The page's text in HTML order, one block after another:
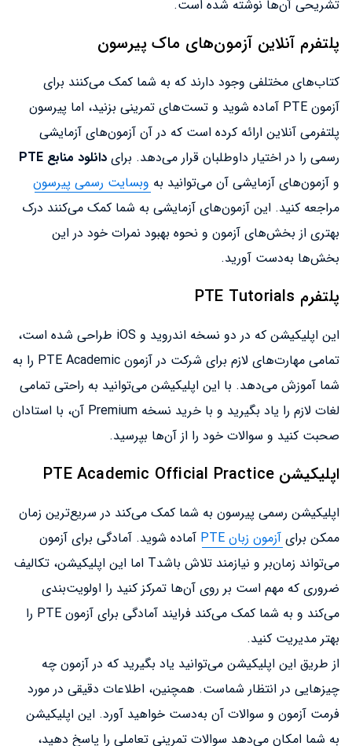
تشریحی آن‌ها نوشته شده است.
پلتفرم آنلاین آزمون‌های ماک پیرسون
کتاب‌های مختلفی وجود دارند که به شما کمک می‌کنند برای
آزمون PTE آماده شوید و تست‌های تمرینی بزنید، اما پیرسون
پلتفرمی آنلاین ارائه کرده است که در آن آزمون‌های آزمایشی
رسمی را در اختیار داوطلبان قرار می‌دهد. برای دانلود منابع PTE
و آزمون‌های آزمایشی آن می‌توانید به وبسایت رسمی پیرسون
مراجعه کنید. این آزمون‌های آزمایشی به شما کمک می‌کنند درک
بهتری از بخش‌های آزمون و نحوه بهبود نمرات خود در این
بخش‌ها به‌دست آورید.
پلتفرم PTE Tutorials
این اپلیکیشن که در دو نسخه اندروید و iOS طراحی شده است،
تمامی مهارت‌های لازم برای شرکت در آزمون PTE Academic را به
شما آموزش می‌دهد. با این اپلیکیشن می‌توانید به راحتی تمامی
لغات لازم را یاد بگیرید و با خرید نسخه Premium آن، با استادان
صحبت کنید و سوالات خود را از آن‌ها بپرسید.
اپلیکیشن PTE Academic Official Practice
اپلیکیشن رسمی پیرسون به شما کمک می‌کند در سریع‌ترین زمان
ممکن برای آزمون زبان PTE
آماده شوید. آمادگی برای آزمون
می‌تواند زمان‌بر و نیازمند تلاش باشدT اما این اپلیکیشن، تکالیف
ضروری که مهم است بر روی آن‌ها تمرکز کنید را اولویت‌بندی
می‌کند و به شما کمک می‌کند فرایند آمادگی برای آزمون PTE را
بهتر مدیریت کنید.
از طریق این اپلیکیشن می‌توانید یاد بگیرید که در آزمون چه
چیزهایی در انتظار شماست. همچنین، اطلاعات دقیقی در مورد
فرمت آزمون و سوالات آن به‌دست خواهید آورد. این اپلیکیشن
به شما امکان می‌دهد سوالات تمرینی تعاملی را پاسخ دهید،